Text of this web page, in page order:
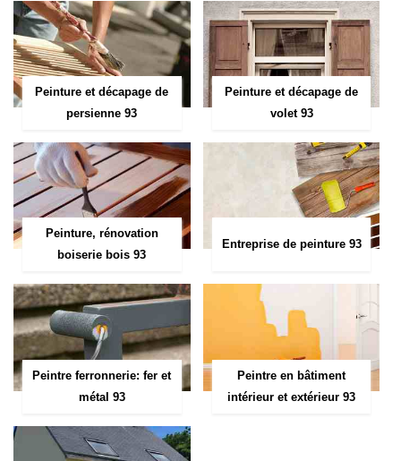
Peinture et décapage de
persienne 93
Peinture et décapage de
volet 93
Peinture, rénovation
boiserie bois 93
Entreprise de peinture 93
Peintre ferronnerie: fer et
métal 93
Peintre en bâtiment
intérieur et extérieur 93